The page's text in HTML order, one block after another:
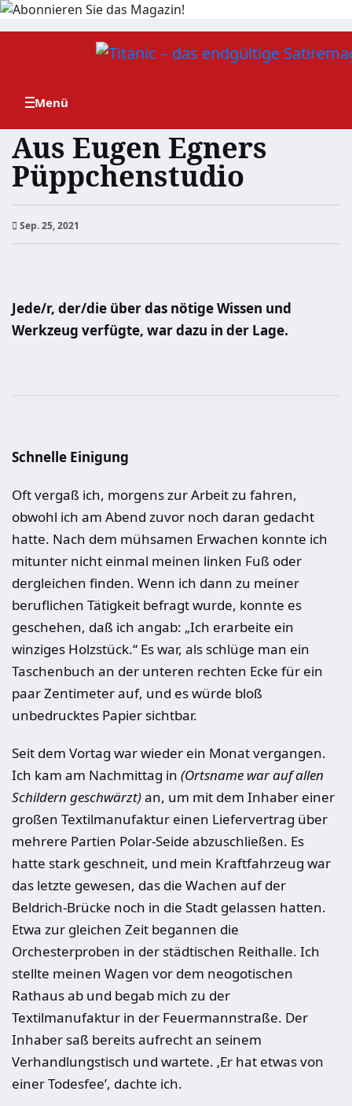
Zum
Aus Eugen Egners
Püppchenstudio
Sep. 25, 2021
Jede/r, der/die über das nötige Wissen und
Werkzeug verfügte, war dazu in der Lage.
Schnelle Einigung
Oft vergaß ich, morgens zur Arbeit zu fahren,
obwohl ich am Abend zuvor noch daran gedacht
hatte. Nach dem mühsamen Erwachen konnte ich
mitunter nicht einmal meinen linken Fuß oder
dergleichen finden. Wenn ich dann zu meiner
beruflichen Tätigkeit befragt wurde, konnte es
geschehen, daß ich angab: „Ich erarbeite ein
winziges Holzstück.“ Es war, als schlüge man ein
Taschenbuch an der unteren rechten Ecke für ein
paar Zentimeter auf, und es würde bloß
unbedrucktes Papier sichtbar.
Seit dem Vortag war wieder ein Monat vergangen.
Ich kam am Nachmittag in (Ortsname war auf allen
Schildern geschwärzt)an, um mit dem Inhaber einer
großen Textilmanufaktur einen Liefervertrag über
mehrere Partien Polar-Seide abzuschließen. Es
hatte stark geschneit, und mein Kraftfahrzeug war
das letzte gewesen, das die Wachen auf der
Beldrich-Brücke noch in die Stadt gelassen hatten.
Etwa zur gleichen Zeit begannen die
Orchesterproben in der städtischen Reithalle. Ich
stellte meinen Wagen vor dem neogotischen
Rathaus ab und begab mich zu der
Textilmanufaktur in der Feuermannstraße. Der
Inhaber saß bereits aufrecht an seinem
Verhandlungstisch und wartete. ‚Er hat etwas von
einer Todesfee’, dachte ich.